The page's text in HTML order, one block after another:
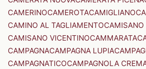
CAMERINOCAMEROTACAMIGLIANO
CAMINO AL TAGLIAMENTOCAMISANO
CAMISANO VICENTINOCAMMARATA
CAMPAGNACAMPAGNA LUPIA
CAMPAGNATICOCAMPAGNOLA